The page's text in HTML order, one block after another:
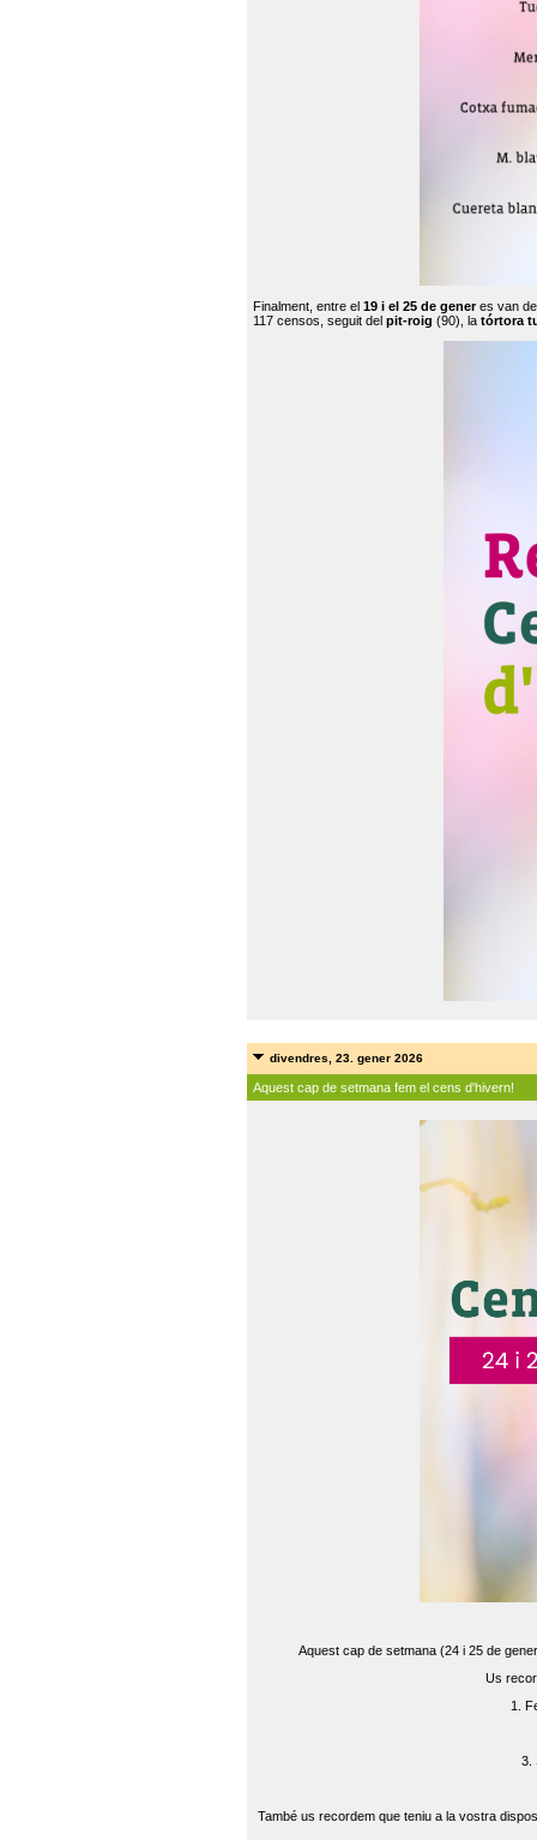
Finalment, entre el 19 i el 25 de generes van
117 censos, seguit del pit-roig (90), la tórtora
divendres, 23. gener 2026
Aquest cap de setmana fem el cens d'hivern!
Aquest cap de setmana (24 i 25 de
Us
1.
3.
També us recordem que teniu a la vostra